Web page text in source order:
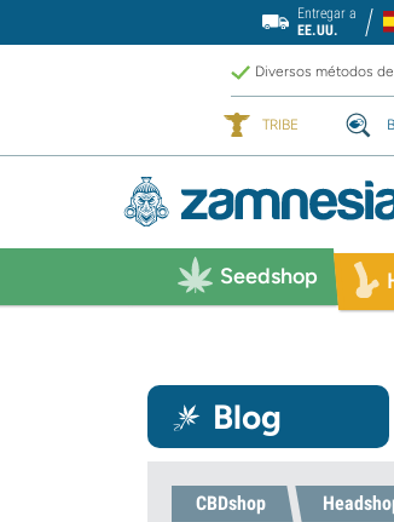
Entregar a
EE.UU.
Diversos métodos
TRIBE
Seedshop
Blog
CBDshop